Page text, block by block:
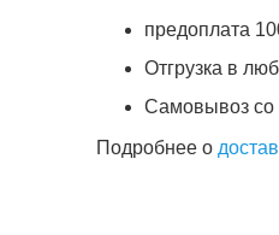
предоплата
Отгрузка в
Самовывоз со
Подробнее о